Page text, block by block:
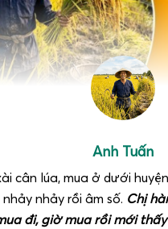
Anh Tuấn
cân lúa, mua ở dưới
nhảy rồi âm số. Chị
đi, giờ mua rồi mới